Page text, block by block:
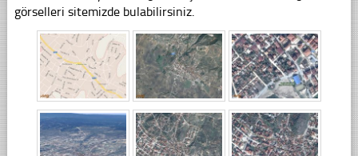
görselleri sitemizde bulabilirsiniz.